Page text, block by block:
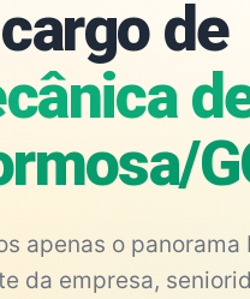
cargo de
apenas o panorama
da empresa,